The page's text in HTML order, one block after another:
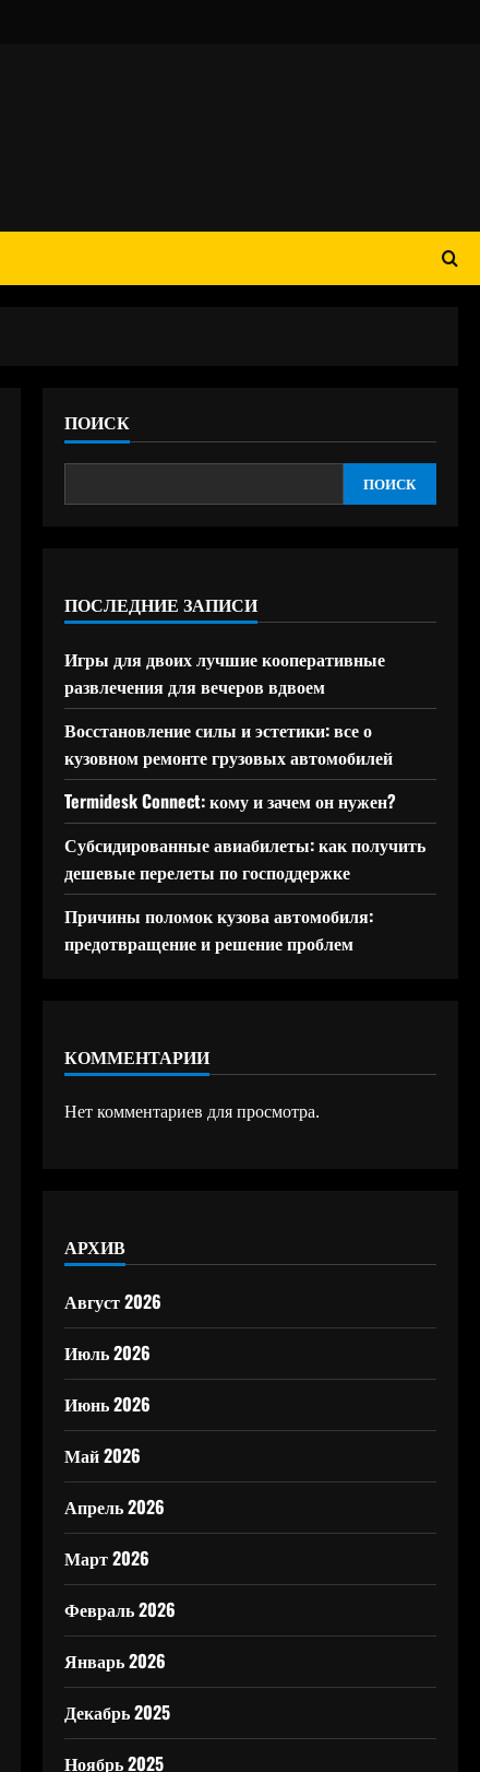
ПОИСК
ПОИСК
ПОСЛЕДНИЕ ЗАПИСИ
Игры для двоих лучшие кооперативные
развлечения для вечеров вдвоем
Восстановление силы и эстетики: все о
кузовном ремонте грузовых автомобилей
Termidesk Connect: кому и зачем он нужен?
Субсидированные авиабилеты: как получить
дешевые перелеты по господдержке
Причины поломок кузова автомобиля:
предотвращение и решение проблем
КОММЕНТАРИИ
Нет комментариев для просмотра.
АРХИВ
Август 2026
Июль 2026
Июнь 2026
Май 2026
Апрель 2026
Март 2026
Февраль 2026
Январь 2026
Декабрь 2025
Ноябрь 2025